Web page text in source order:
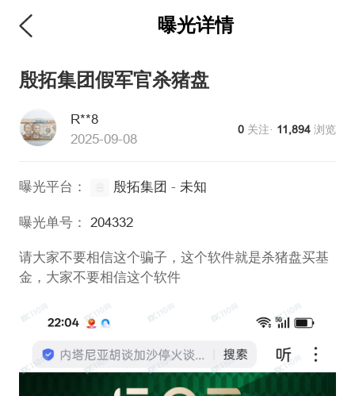
曝光详情
殷拓集团假军官杀猪盘
R**8
2025-09-08
0 关注· 11,894 浏览
曝光平台： 殷拓集团 - 未知
曝光单号： 204332
请大家不要相信这个骗子，这个软件就是杀猪盘买基
金，大家不要相信这个软件